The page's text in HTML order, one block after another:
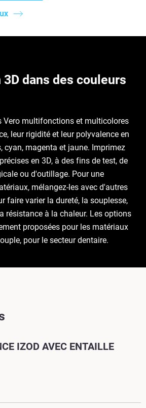
dans des couleurs
Vero multifonctions et multicolores
leur rigidité et leur polyvalence en
cyan, magenta et jaune. Imprimez
en 3D, à des fins de test, de
ou d'outillage. Pour une
mélangez-les avec d'autres
faire varier la dureté, la souplesse,
résistance à la chaleur. Les options
proposées pour les matériaux
pour le secteur dentaire.
IZOD AVEC ENTAILLE